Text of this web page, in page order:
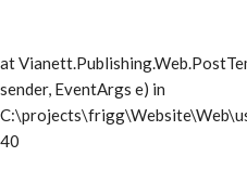
at
sender, EventArgs e) in
40